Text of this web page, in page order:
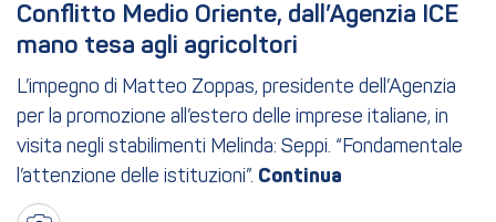
Conflitto Medio Oriente, dall’Agenzia ICE
mano tesa agli agricoltori
L’impegno di Matteo Zoppas, presidente dell’Agenzia
per la promozione all’estero delle imprese italiane, in
visita negli stabilimenti Melinda: Seppi. “Fondamentale
l’attenzione delle istituzioni”.